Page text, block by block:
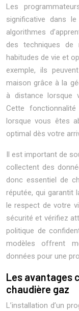
Les
significative dans
algorithmes
des techniques de
habitudes de vie et
exemple, ils
maison grâce à la
à distance lorsque
Cette
lorsque vous êtes
optimal dès votre
Il est important de
collectent des
donc essentiel de
réputée, qui garantit
le respect de votre
sécurité et vérifiez
politique de
modèles offrent
données pour une
Les avantages
chaudière gaz
L’installation d’un